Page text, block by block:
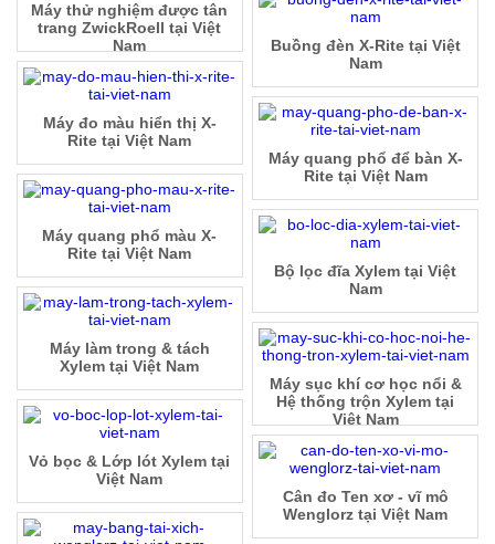
Máy thử nghiệm được tân
trang ZwickRoell tại Việt
Nam
Buồng đèn X-Rite tại Việt
Nam
Máy đo màu hiển thị X-
Rite tại Việt Nam
Máy quang phổ để bàn X-
Rite tại Việt Nam
Máy quang phổ màu X-
Rite tại Việt Nam
Bộ lọc đĩa Xylem tại Việt
Nam
Máy làm trong & tách
Xylem tại Việt Nam
Máy sục khí cơ học nổi &
Hệ thống trộn Xylem tại
Việt Nam
Vỏ bọc & Lớp lót Xylem tại
Việt Nam
Cân đo Ten xơ - vĩ mô
Wenglorz tại Việt Nam